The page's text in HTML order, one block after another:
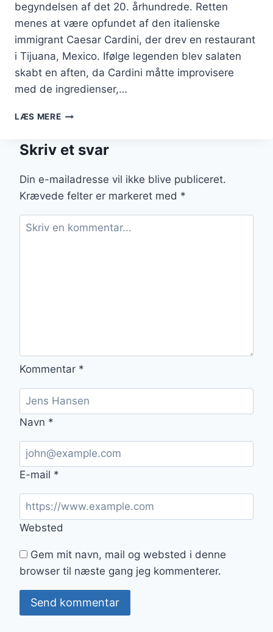
begyndelsen af det 20. århundrede. Retten
menes at være opfundet af den italienske
immigrant Caesar Cardini, der drev en restaurant
i Tijuana, Mexico. Ifølge legenden blev salaten
skabt en aften, da Cardini måtte improvisere
med de ingredienser,…
LÆS MERECÆSARSALAT
OG
Skriv et svar
Din e-mailadresse vil ikke blive publiceret.
Krævede felter er markeret med *
Kommentar *
Navn *
E-mail *
Websted
Gem mit navn, mail og websted i denne
browser til næste gang jeg kommenterer.